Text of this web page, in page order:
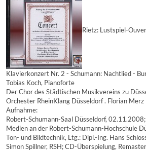
Rietz: Lustspiel-
Klavierkonzert Nr. 2 - Schumann: Nachtlied -
Tobias Koch, Pianoforte
Der Chor des Städtischen Musikvereins zu
Orchester RheinKlang Düsseldorf . Florian Merz
Aufnahme:
Robert-Schumann-Saal Düsseldorf,
Medien an der Robert-Schumann-Hochschule
Ton- und Bildtechnik, Ltg.: Dipl.-Ing. Hans
Simon Spillner, RSH; CD-Überspielung,